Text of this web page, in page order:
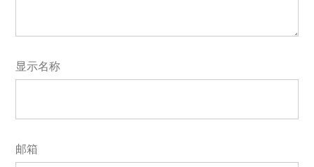
显示名称
邮箱